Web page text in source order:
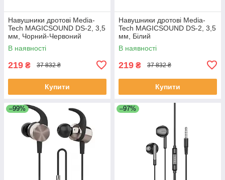
Навушники дротові Media-
Tech MAGICSOUND DS-2, 3,5
мм, Чорний-Червоний
В наявності
219 ₴ 37 832 ₴
Купити
Навушники дротові Media-
Tech MAGICSOUND DS-2, 3,5
мм, Білий
В наявності
219 ₴ 37 832 ₴
Купити
–99% –97%